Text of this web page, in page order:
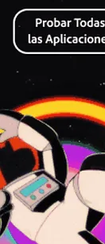
5